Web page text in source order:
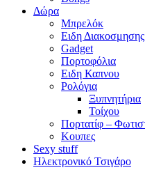
Δώρα
Μπρελόκ
Eιδη Διακοσμησης
Gadget
Πορτοφόλια
Ειδη Καπνου
Ρολόγια
Ξυπνητήρια
Τοίχου
Πορτατίφ –
Κουπες
Sexy stuff
Ηλεκτρονικό Τσιγάρο